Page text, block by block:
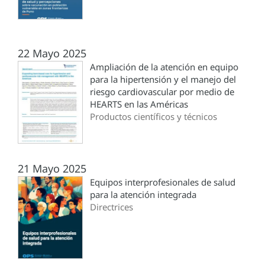
22 Mayo 2025
Ampliación de la atención en equipo
para la hipertensión y el manejo del
riesgo cardiovascular por medio de
HEARTS en las Américas
Productos científicos y técnicos
21 Mayo 2025
Equipos interprofesionales de salud
para la atención integrada
Directrices